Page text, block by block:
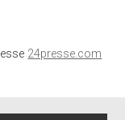
24presse.com